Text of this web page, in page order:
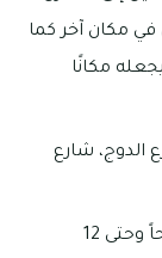
في مكان آخر كما
مكانًا
الدوج، شارع
تبدأ أوقات العمل فيه من الساعة 11 صباحاً وحتى 12